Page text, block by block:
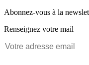
Abonnez-vous à la
Renseignez votre mail